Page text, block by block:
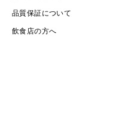
品質保証について
飲食店の方へ